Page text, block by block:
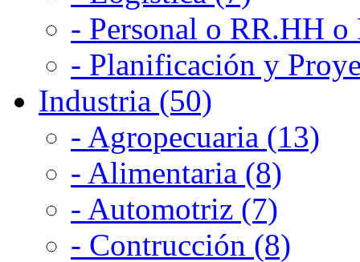
- Personal o RR.HH
- Planificación y
Industria (50)
- Agropecuaria (13)
- Alimentaria (8)
- Automotriz (7)
- Contrucción (8)